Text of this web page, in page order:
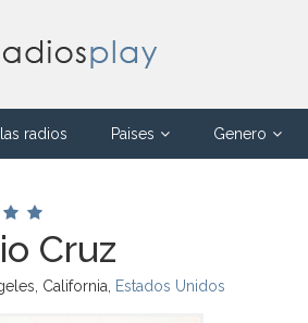
radios Paises Genero
Cruz
California, Estados Unidos